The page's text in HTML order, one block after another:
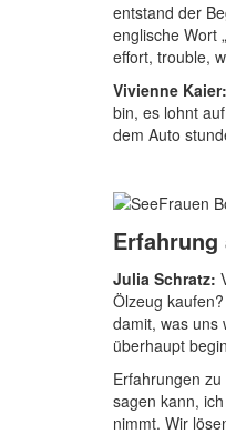
entstand der
englische Wort
effort, trouble,
Vivienne Kaier:
bin, es lohnt
dem Auto
Julia Schratz:
Ölzeug
damit, was uns
überhaupt
Erfahrungen
sagen kann,
nimmt. Wir